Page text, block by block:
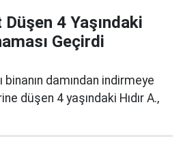
4 Yaşındaki
Geçirdi
binanın damından indirmeye
düşen 4 yaşındaki Hıdır A.,